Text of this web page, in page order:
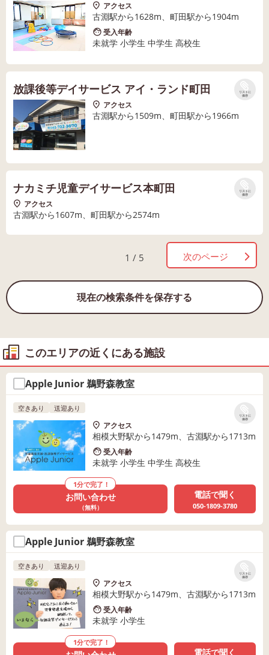
アクセス
古淵駅から1628m、町田駅から1904m
受入年齢
未就学 小学生 中学生 高校生
リストに
保存
放課後等デイサービス アイ・ランド町田
アクセス
古淵駅から1509m、町田駅から1966m
リストに
保存
ナカミチ児童デイサービス本町田
アクセス
古淵駅から1607m、町田駅から2574m
1 / 5 次のページ
現在の検索条件を保存する
このエリアの近くにある施設
Apple Junior 鵜野森教室
リストに
保存
空きあり 送迎あり
アクセス
相模大野駅から1479m、古淵駅から1713m
受入年齢
未就学 小学生 中学生 高校生
1分で完了！
お問い合わせ
（無料）
電話で聞く
050-1809-3780
Apple Junior 鵜野森教室
リストに
保存
空きあり 送迎あり
アクセス
相模大野駅から1479m、古淵駅から1713m
受入年齢
未就学 小学生
1分で完了！
電話で聞く